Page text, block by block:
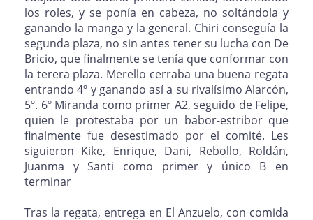
los roles, y se ponía en cabeza, no soltándola y
ganando la manga y la general. Chiri conseguía la
segunda plaza, no sin antes tener su lucha con De
Bricio, que finalmente se tenía que conformar con
la terera plaza. Merello cerraba una buena regata
entrando 4º y ganando así a su rivalísimo Alarcón,
5º. 6º Miranda como primer A2, seguido de Felipe,
quien le protestaba por un babor-estribor que
finalmente fue desestimado por el comité. Les
siguieron Kike, Enrique, Dani, Rebollo, Roldán,
Juanma y Santi como primer y único B en
terminar
Tras la regata, entrega en El Anzuelo, con comida